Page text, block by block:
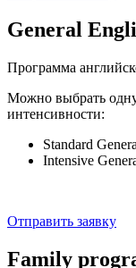
General
Программа
Можно выбрать
интенсивности:
Standard
Intensive
Отправить заявку
Family